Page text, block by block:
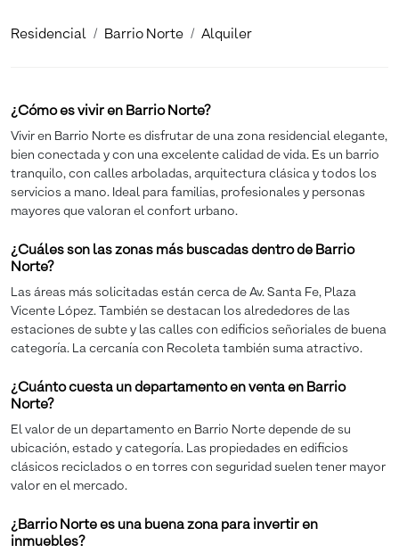
Residencial Barrio Norte Alquiler
¿Cómo es vivir en Barrio Norte?
Vivir en Barrio Norte es disfrutar de una zona residencial elegante,
bien conectada y con una excelente calidad de vida. Es un barrio
tranquilo, con calles arboladas, arquitectura clásica y todos los
servicios a mano. Ideal para familias, profesionales y personas
mayores que valoran el confort urbano.
¿Cuáles son las zonas más buscadas dentro de Barrio
Norte?
Las áreas más solicitadas están cerca de Av. Santa Fe, Plaza
Vicente López. También se destacan los alrededores de las
estaciones de subte y las calles con edificios señoriales de buena
categoría. La cercanía con Recoleta también suma atractivo.
¿Cuánto cuesta un departamento en venta en Barrio
Norte?
El valor de un departamento en Barrio Norte depende de su
ubicación, estado y categoría. Las propiedades en edificios
clásicos reciclados o en torres con seguridad suelen tener mayor
valor en el mercado.
¿Barrio Norte es una buena zona para invertir en
inmuebles?